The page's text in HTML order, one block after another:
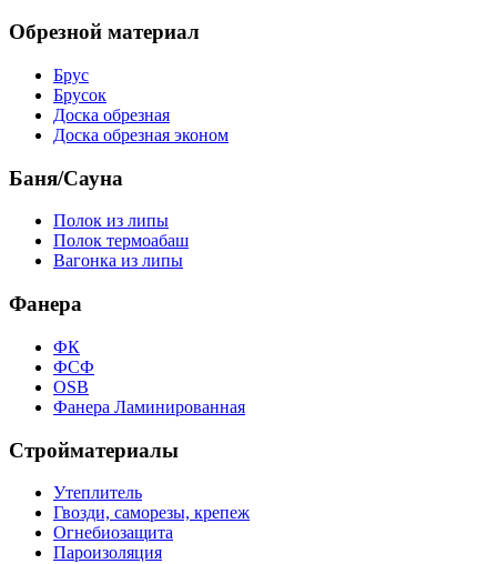
Обрезной материал
Брус
Брусок
Доска обрезная
Доска обрезная эконом
Баня/Сауна
Полок из липы
Полок термоабаш
Вагонка из липы
Фанера
ФК
ФСФ
OSB
Фанера Ламинированная
Стройматериалы
Утеплитель
Гвозди, саморезы, крепеж
Огнебиозащита
Пароизоляция